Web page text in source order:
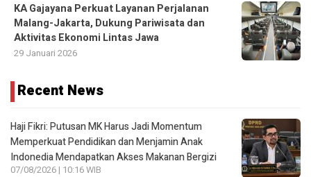
KA Gajayana Perkuat Layanan Perjalanan
Malang-Jakarta, Dukung Pariwisata dan
Aktivitas Ekonomi Lintas Jawa
29 Januari 2026
Recent News
Haji Fikri: Putusan MK Harus Jadi Momentum
Memperkuat Pendidikan dan Menjamin Anak
Indonedia Mendapatkan Akses Makanan Bergizi
07/08/2026 | 10:16 WIB